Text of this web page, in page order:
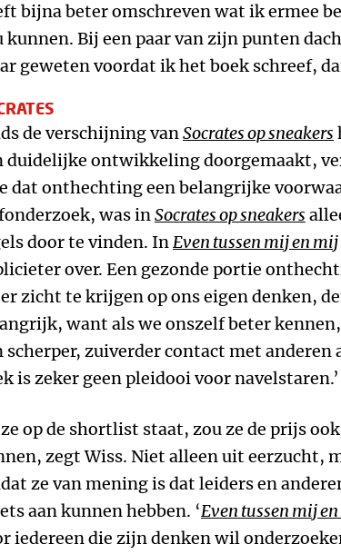
bijna beter omschreven wat ik ermee
kunnen. Bij een paar van zijn punten
geweten voordat ik het boek schreef,
de verschijning vanSocrates op sneakers
duidelijke ontwikkeling doorgemaakt,
dat onthechting een belangrijke
was inSocrates op sneakers
door te vinden. InEven tussen mij en mij
over. Een gezonde portie
zicht te krijgen op ons eigen denken,
want als we onszelf beter
scherper, zuiverder contact met anderen
is zeker geen pleidooi voor navelstaren.’
op de shortlist staat, zou ze de prijs
zegt Wiss. Niet alleen uit eerzucht,
ze van mening is dat leiders en
aan kunnen hebben. ‘Even tussen mij
iedereen die zijn denken wil